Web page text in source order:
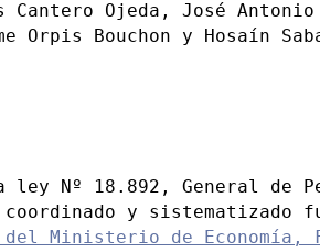
Cantero Ojeda, José Antonio
Bouchon y Hosaín
Nº 18.892, General de
y sistematizado
Ministerio de Economía,